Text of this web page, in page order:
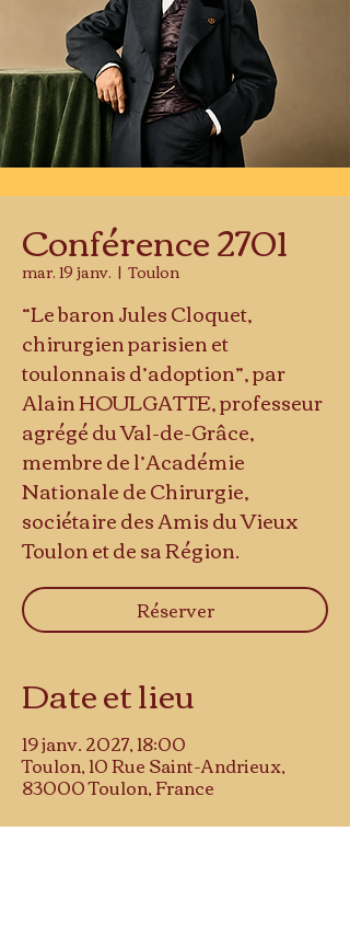
Conférence 2701
mar. 19 janv.
  |
Toulon
“Le baron Jules Cloquet,
chirurgien parisien et
toulonnais d’adoption”, par
Alain HOULGATTE, professeur
agrégé du Val-de-Grâce,
membre de l’Académie
Nationale de Chirurgie,
sociétaire des Amis du Vieux
Toulon et de sa Région.
Réserver
Date et lieu
19 janv. 2027, 18:00
Toulon, 10 Rue Saint-Andrieux,
83000 Toulon, France